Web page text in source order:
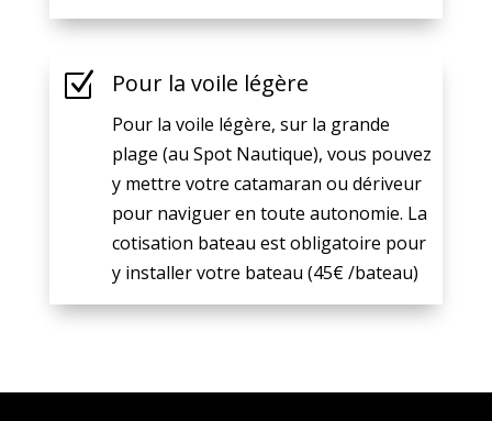
Z Pour la voile légère
Pour la voile légère, sur la grande
plage (au Spot Nautique), vous pouvez
y mettre votre catamaran ou dériveur
pour naviguer en toute autonomie. La
cotisation bateau est obligatoire pour
y installer votre bateau (45€ /bateau)